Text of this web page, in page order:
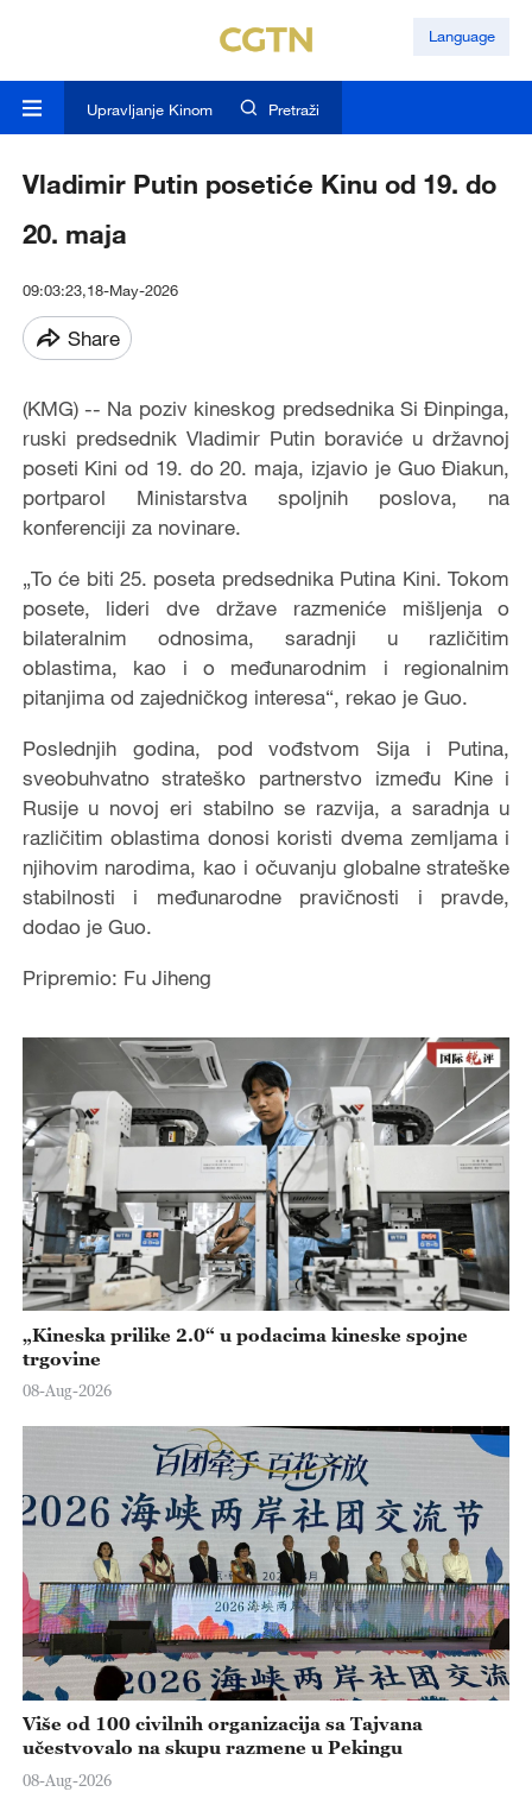
Language
Upravljanje Kinom Pretraži
Vladimir Putin posetiće Kinu od 19. do
20. maja
09:03:23,18-May-2026
Share
(KMG) -- Na poziv kineskog predsednika Si Đinpinga,
ruski predsednik Vladimir Putin boraviće u državnoj
poseti Kini od 19. do 20. maja, izjavio je Guo Điakun,
portparol Ministarstva spoljnih poslova, na
konferenciji za novinare.
„To će biti 25. poseta predsednika Putina Kini. Tokom
posete, lideri dve države razmeniće mišljenja o
bilateralnim odnosima, saradnji u različitim
oblastima, kao i o međunarodnim i regionalnim
pitanjima od zajedničkog interesa“, rekao je Guo.
Poslednjih godina, pod vođstvom Sija i Putina,
sveobuhvatno strateško partnerstvo između Kine i
Rusije u novoj eri stabilno se razvija, a saradnja u
različitim oblastima donosi koristi dvema zemljama i
njihovim narodima, kao i očuvanju globalne strateške
stabilnosti i međunarodne pravičnosti i pravde,
dodao je Guo.
Pripremio: Fu Jiheng
„Kineska prilike 2.0“ u podacima kineske spojne
trgovine
08-Aug-2026
Više od 100 civilnih organizacija sa Tajvana
učestvovalo na skupu razmene u Pekingu
08-Aug-2026